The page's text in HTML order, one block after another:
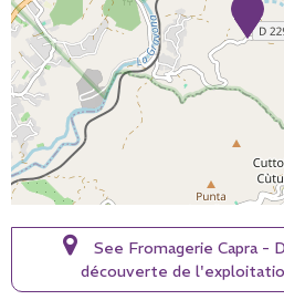
See Fromagerie Capra -
découverte de